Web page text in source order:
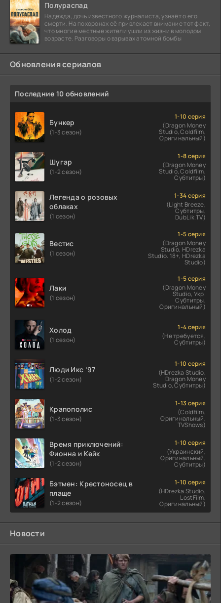
Полураспад
Надежда, дочь известного журналиста, узнаёт о его
смерти. На похоронах её привлекает внимание тот факт,
что многие местные жители ушли из жизни в молодом
возрасте. Разговоры о взрывах атомной бомбы
Обновления сериалов
Последние 10 обновлений
Бункер
(1-3 сезон)
1-10 серия
(Dragon Money
Studio, Coldfilm,
Оригинальный)
Шугар
(1-2 сезон)
1-8 серия
(Dragon Money
Studio, Coldfilm,
Субтитры)
Легенда о розовых
облаках
(1 сезон)
1-34 серия
(Light Breeze,
Субтитры,
DubLik.TV)
Вестис
(1 сезон)
1-5 серия
(Dragon Money
Studio, HDrezka
Studio. 18+, HDrezka
Studio)
Лаки
(1 сезон)
1-5 серия
(Dragon Money
Studio, Укр.
Субтитры,
Оригинальный)
Холод
(1 сезон)
1-4 серия
(Не требуется,
Субтитры)
Люди Икс ’97
(1-2 сезон)
1-10 серия
(HDrezka Studio,
Dragon Money
Studio, Субтитры)
Крапополис
(1-3 сезон)
1-13 серия
(Coldfilm,
Оригинальный,
TVShows)
Время приключений:
Фионна и Кейк
(1-2 сезон)
1-10 серия
(Украинский,
Оригинальный,
Субтитры)
Бэтмен: Крестоносец в
плаще
(1-2 сезон)
1-10 серия
(HDrezka Studio,
LostFilm,
Оригинальный)
Новости